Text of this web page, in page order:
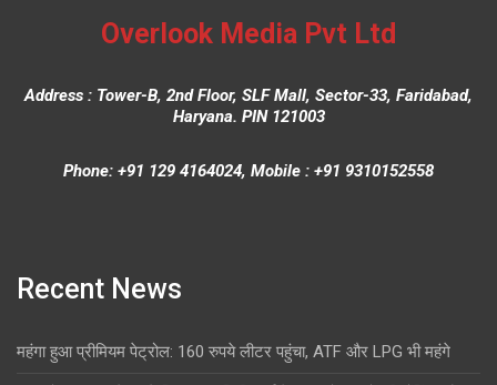
Overlook Media Pvt Ltd
Address : Tower-B, 2nd Floor, SLF Mall, Sector-33, Faridabad,
Haryana. PIN 121003
Phone: +91 129 4164024, Mobile : +91 9310152558
Recent News
महंगा हुआ प्रीमियम पेट्रोल: 160 रुपये लीटर पहुंचा, ATF और LPG भी महंगे